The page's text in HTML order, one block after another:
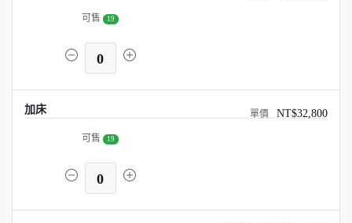
可售 19
0
加床 NT$32,800
可售 19
0